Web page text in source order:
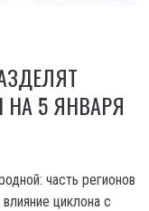
НА 5 ЯНВАРЯ
часть регионов
циклона с